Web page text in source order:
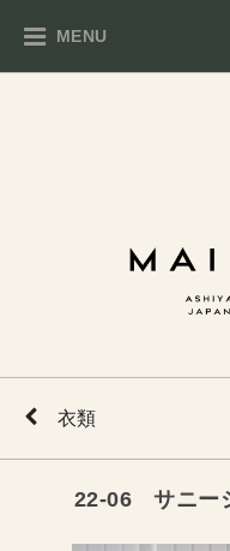
MENU
衣類
22-06 サニー